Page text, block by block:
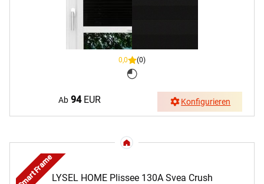
0,0 (0)
Ab 94EUR Konfigurieren
LYSEL HOME Plissee 130A Svea Crush
Smart Frame